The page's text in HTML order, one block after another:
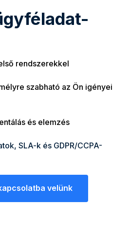
rendszerekkel
szabható az Ön igényei
és elemzés
SLA-k és GDPR/CCPA-
velünk